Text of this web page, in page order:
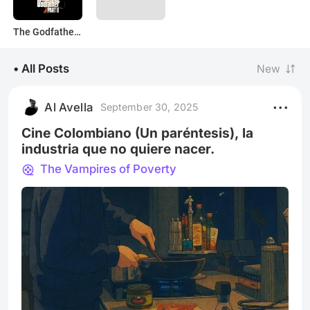
The Godfather Part II
• All Posts New
Al Avella September 30, 2025
Cine Colombiano (Un paréntesis), la
industria que no quiere nacer.
The Vampires of Poverty